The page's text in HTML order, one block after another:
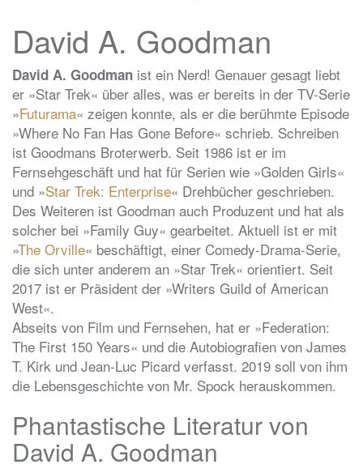
David A. Goodman
David A. Goodman ist ein Nerd! Genauer gesagt liebt
er »Star Trek« über alles, was er bereits in der TV-Serie
»Futurama« zeigen konnte, als er die berühmte Episode
»Where No Fan Has Gone Before« schrieb. Schreiben
ist Goodmans Broterwerb. Seit 1986 ist er im
Fernsehgeschäft und hat für Serien wie »Golden Girls«
und »Star Trek: Enterprise« Drehbücher geschrieben.
Des Weiteren ist Goodman auch Produzent und hat als
solcher bei »Family Guy« gearbeitet. Aktuell ist er mit
»The Orville« beschäftigt, einer Comedy-Drama-Serie,
die sich unter anderem an »Star Trek« orientiert. Seit
2017 ist er Präsident der »Writers Guild of American
West«.
Abseits von Film und Fernsehen, hat er »Federation:
The First 150 Years« und die Autobiografien von James
T. Kirk und Jean-Luc Picard verfasst. 2019 soll von ihm
die Lebensgeschichte von Mr. Spock herauskommen.
Phantastische Literatur von
David A. Goodman